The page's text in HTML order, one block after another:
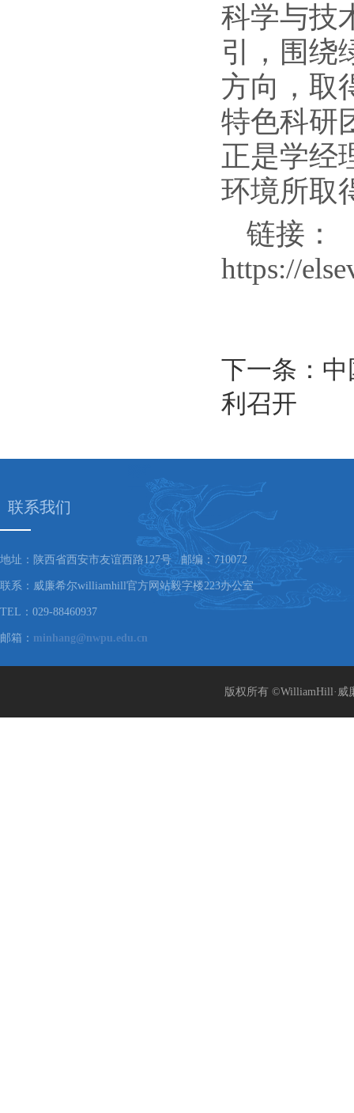
科学与技
引，围绕
方向，取
特色科研
正是学经
环境所取
链接：
https://
下一条：
利召开
联系我们
地址：陕西省西安市友谊西路127号 邮编：710072
联系：威廉希尔williamhill官方网站毅字楼223办公室
TEL：029-88460937
邮箱： minhang@nwpu.edu.cn
版权所有 ©WilliamHill·